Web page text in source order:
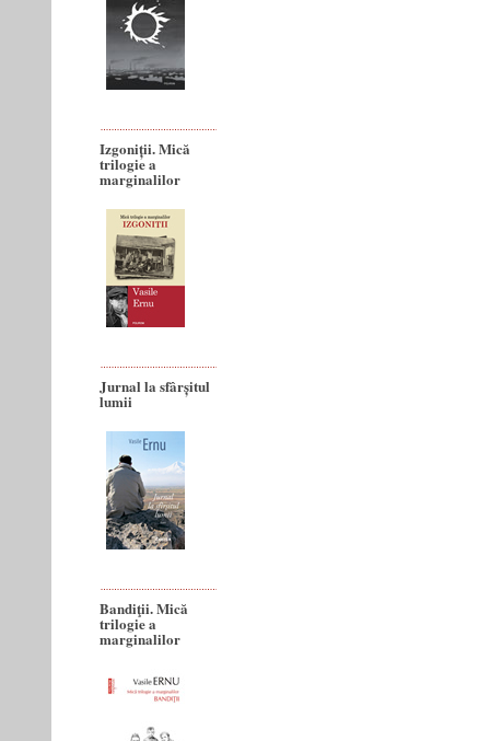
Izgoniții. Mică
trilogie a
marginalilor
Jurnal la sfârșitul
lumii
Bandiţii. Mică
trilogie a
marginalilor